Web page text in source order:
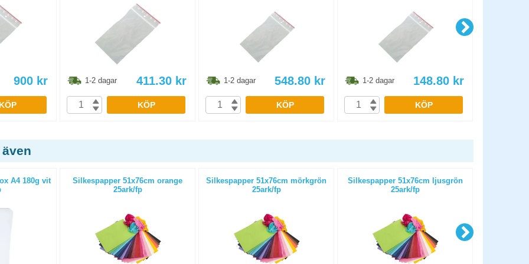
900 kr
KÖP
1-2 dagar 411.30 kr
KÖP
1-2 dagar 548.80 kr
KÖP
1-2 dagar 148.80 kr
KÖP
A4 180g vit
Silkespapper 51x76cm orange
25ark/fp
Silkespapper 51x76cm mörkgrön
25ark/fp
Silkespapper 51x76cm ljusgrön
25ark/fp